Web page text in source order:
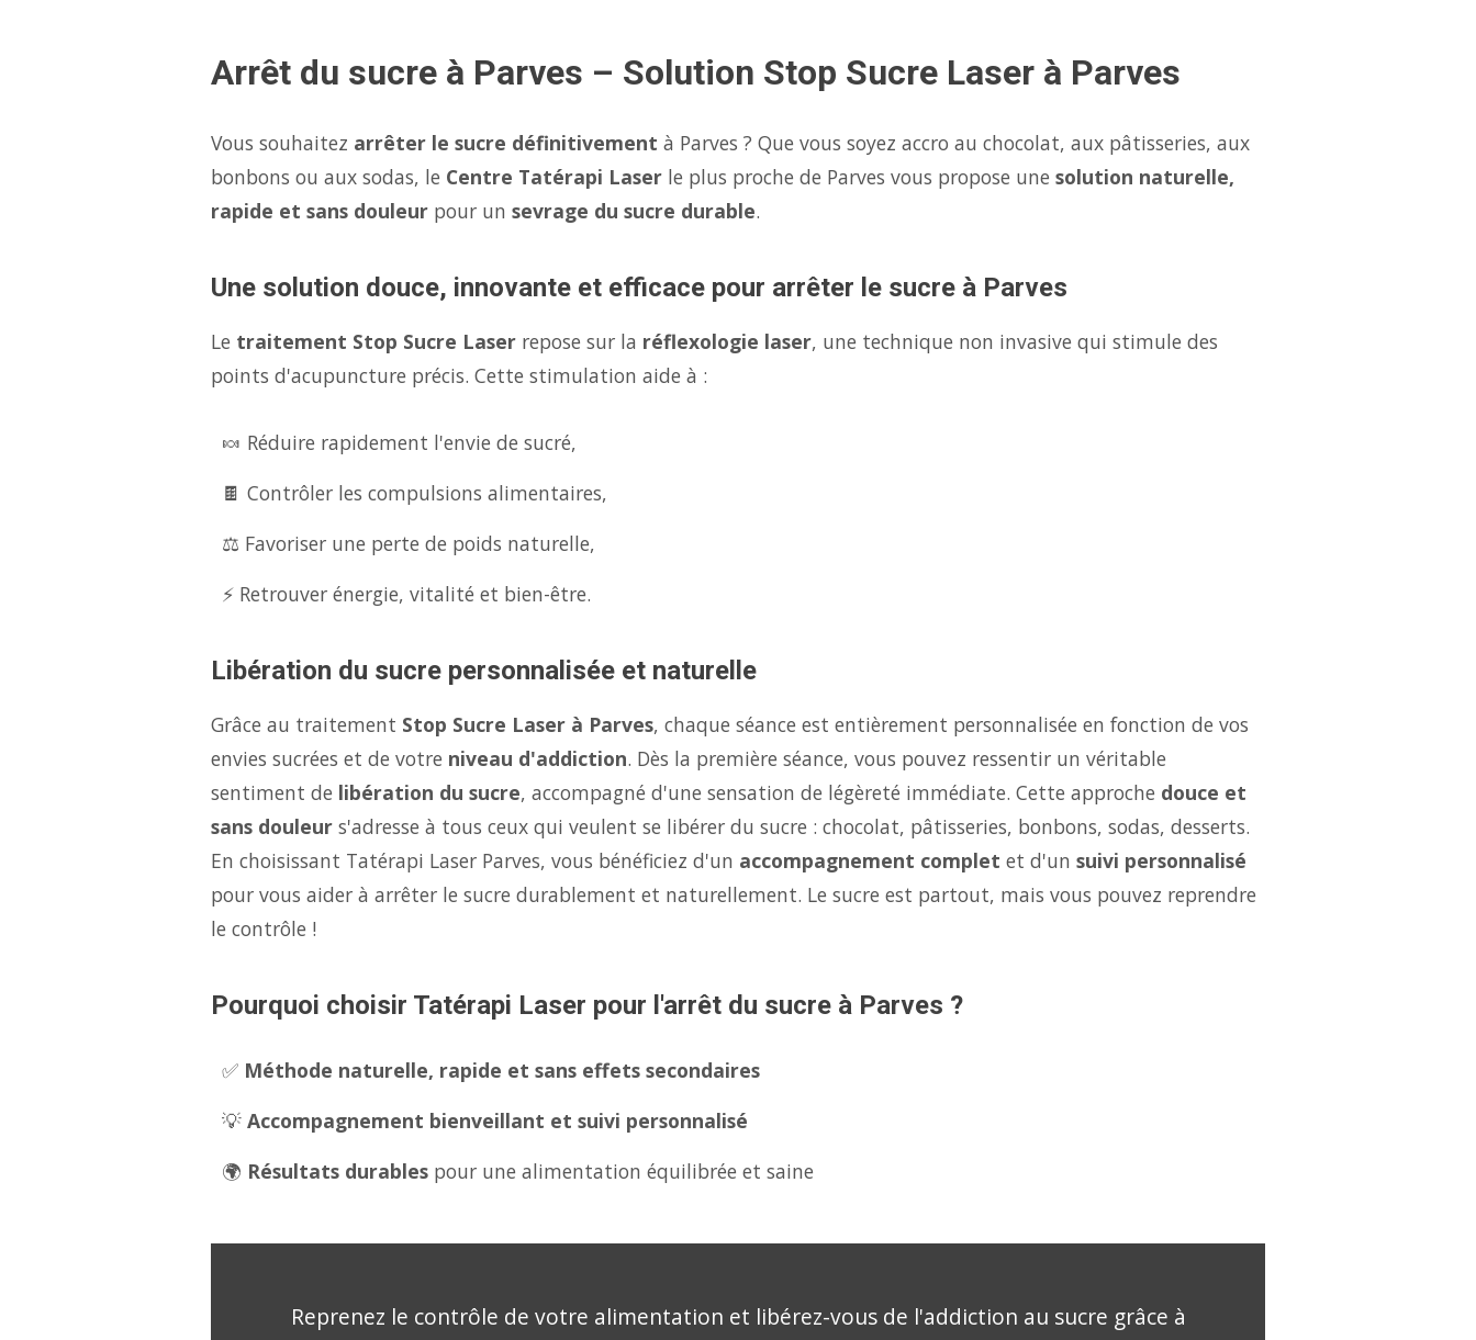
Arrêt du sucre à Parves – Solution Stop Sucre Laser à Parves
Vous souhaitez arrêter le sucre définitivement à Parves ? Que vous soyez accro au chocolat, aux pâtisseries, aux
bonbons ou aux sodas, le Centre Tatérapi Laser le plus proche de Parves vous propose une solution naturelle,
rapide et sans douleur pour un sevrage du sucre durable.
Une solution douce, innovante et efficace pour arrêter le sucre à Parves
Le traitement Stop Sucre Laser repose sur la réflexologie laser, une technique non invasive qui stimule des
points d'acupuncture précis. Cette stimulation aide à :
🍬 Réduire rapidement l'envie de sucré,
🍫 Contrôler les compulsions alimentaires,
⚖️ Favoriser une perte de poids naturelle,
⚡ Retrouver énergie, vitalité et bien-être.
Libération du sucre personnalisée et naturelle
Grâce au traitement Stop Sucre Laser à Parves, chaque séance est entièrement personnalisée en fonction de vos
envies sucrées et de votre niveau d'addiction. Dès la première séance, vous pouvez ressentir un véritable
sentiment de libération du sucre, accompagné d'une sensation de légèreté immédiate. Cette approche douce et
sans douleur s'adresse à tous ceux qui veulent se libérer du sucre : chocolat, pâtisseries, bonbons, sodas, desserts.
En choisissant Tatérapi Laser Parves, vous bénéficiez d'un accompagnement complet et d'un suivi personnalisé
pour vous aider à arrêter le sucre durablement et naturellement. Le sucre est partout, mais vous pouvez reprendre
le contrôle !
Pourquoi choisir Tatérapi Laser pour l'arrêt du sucre à Parves ?
✅ Méthode naturelle, rapide et sans effets secondaires
💡 Accompagnement bienveillant et suivi personnalisé
🌍 Résultats durables pour une alimentation équilibrée et saine
Reprenez le contrôle de votre alimentation et libérez-vous de l'addiction au sucre grâce à